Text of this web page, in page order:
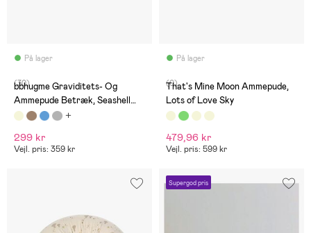
På lager
(30)
bbhugme Graviditets- Og
Ammepude Betræk, Seashell
Beige
299 kr
Vejl. pris: 359 kr
På lager
(0)
That's Mine Moon Ammepude,
Lots of Love Sky
479,96 kr
Vejl. pris: 599 kr
Supergod pris